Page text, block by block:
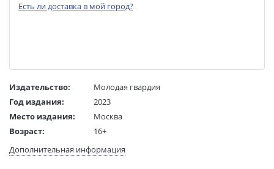
Есть ли доставка в мой город?
Издательство:
Молодая гвардия
Год издания:
2023
Место издания:
Москва
Возраст:
16+
Язык текста:
русский
Дополнительная информация